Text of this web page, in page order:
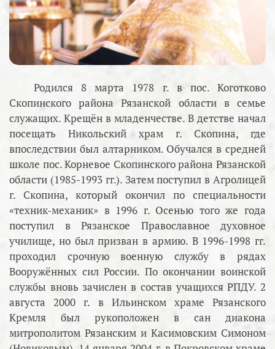
Родился 8 марта 1978 г. в пос. Коготково
Скопинского района Рязанской области в семье
служащих. Крещён в младенчестве. В детстве начал
посещать Никольский храм г. Скопина, где
впоследствии был алтарником. Обучался в средней
школе пос. Корневое Скопинского района Рязанской
области (1985-1993 гг.). Затем поступил в Агролицей
г. Скопина, который окончил по специальности
«техник-механик» в 1996 г. Осенью того же года
поступил в Рязанское Православное духовное
училище, но был призван в армию. В 1996-1998 гг.
проходил срочную военную службу в рядах
Вооружённых сил России. По окончании воинской
службы вновь зачислен в состав учащихся РПДУ. 2
августа 2000 г. в Ильинском храме Рязанского
Кремля был рукоположен в сан диакона
митрополитом Рязанским и Касимовским Симоном